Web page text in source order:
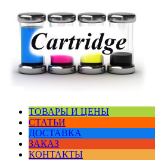
ТОВАРЫ И ЦЕНЫ
СТАТЬИ
ДОСТАВКА
ЗАКАЗ
КОНТАКТЫ